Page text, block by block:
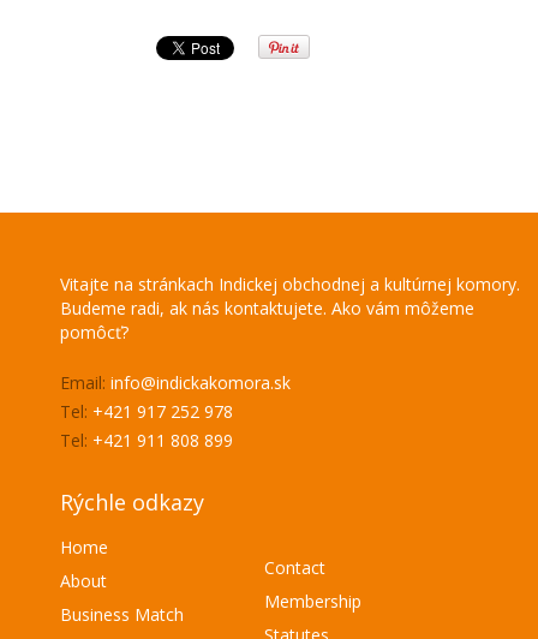
Vitajte na stránkach Indickej obchodnej a kultúrnej komory.
Budeme radi, ak nás kontaktujete. Ako vám môžeme
pomôcť?
Email: info@indickakomora.sk
Tel: +421 917 252 978
Tel: +421 911 808 899
Rýchle odkazy
Home
About
Business Match
Contact
Membership